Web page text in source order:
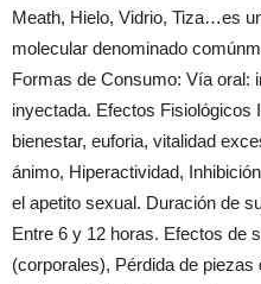
Meath, Hielo, Vidrio, Tiza…es
molecular denominado
Formas de Consumo: Vía oral:
inyectada. Efectos Fisiológicos
bienestar, euforia, vitalidad
ánimo, Hiperactividad,
el apetito sexual. Duración de
Entre 6 y 12 horas. Efectos de
(corporales), Pérdida de piezas